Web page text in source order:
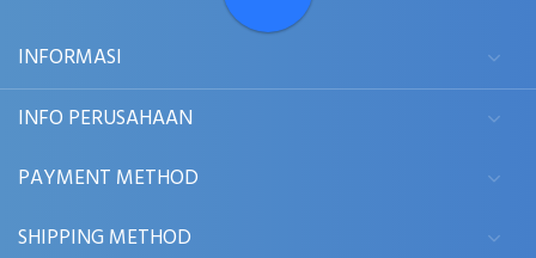
INFORMASI
INFO PERUSAHAAN
PAYMENT METHOD
SHIPPING METHOD